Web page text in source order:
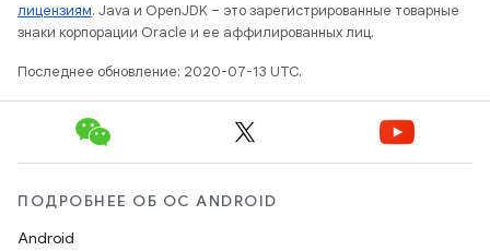
лицензиям. Java и OpenJDK – это зарегистрированные товарные
знаки корпорации Oracle и ее аффилированных лиц.
Последнее обновление: 2020-07-13 UTC.
ПОДРОБНЕЕ ОБ ОС ANDROID
Android